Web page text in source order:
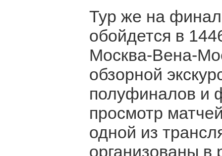
Тур же на
обойдется в
Москва-Вена-
обзорной
полуфиналов и
просмотр
одной из
организованы в